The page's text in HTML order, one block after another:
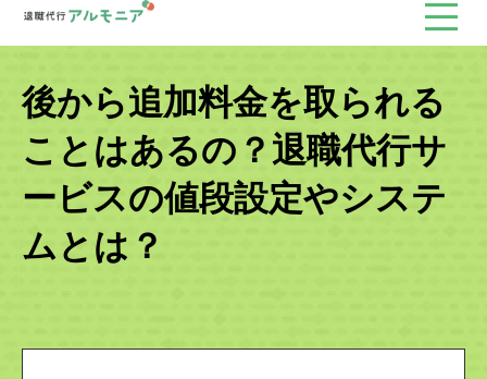
後から追加料金を取られる
ことはあるの？退職代行サ
ービスの値段設定やシステ
ムとは？